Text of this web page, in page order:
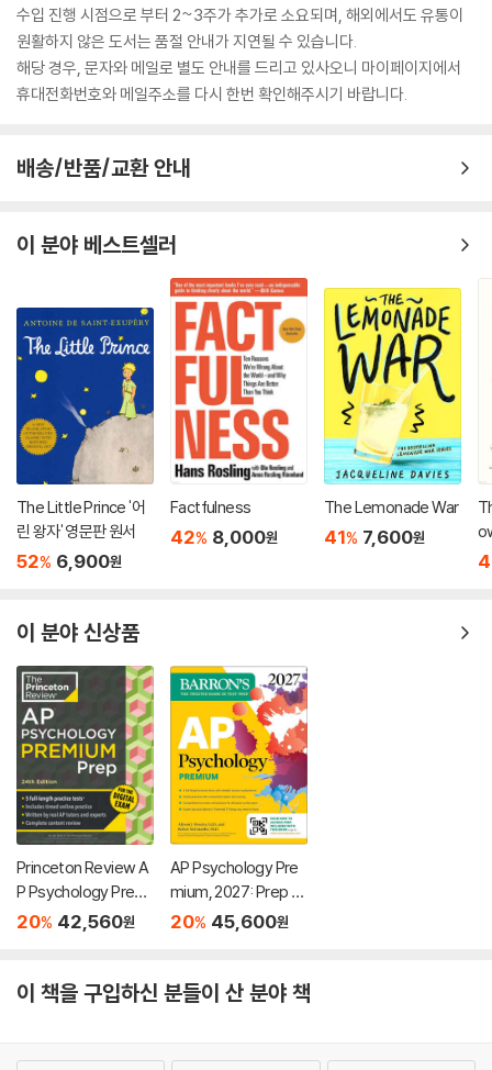
수입 진행 시점으로 부터 2~3주가 추가로 소요되며, 해외에서도 유통이
원활하지 않은 도서는 품절 안내가 지연될 수 있습니다.
해당 경우, 문자와 메일로 별도 안내를 드리고 있사오니 마이페이지에서
휴대전화번호와 메일주소를 다시 한번 확인해주시기 바랍니다.
배송/반품/교환 안내
이 분야 베스트셀러
The Little Prince '어
린 왕자' 영문판 원서
52% 6,900원
Factfulness
42% 8,000원
The Lemonade War
41% 7,600원
이 분야 신상품
Princeton Review A
P Psychology Premi
um Prep, 24th Editio
line + Content Revie
20% 42,560원
AP Psychology Pre
mium, 2027: Prep B
ook with 4 Practice
ne Practice
20% 45,600원
이 책을 구입하신 분들이 산 분야 책